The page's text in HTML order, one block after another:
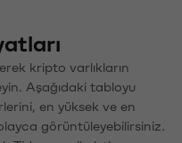
kripto varlıkların
Aşağıdaki tabloyu
en yüksek ve en
görüntüleyebilirsiniz.